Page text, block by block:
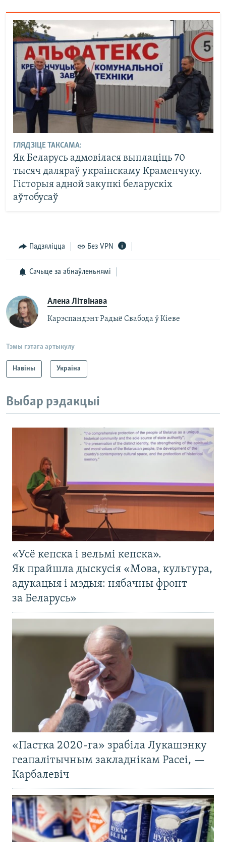
ГЛЯДЗІЦЕ ТАКСАМА:
Як Беларусь адмовілася выплаціць 70
тысяч даляраў украінскаму Краменчуку.
Гісторыя адной закупкі беларускіх
аўтобусаў
Падзяліцца Без VPN
Сачыце за абнаўленьнямі
Алена Літвінава
Карэспандэнт Радыё Свабода ў Кіеве
Тэмы гэтага артыкулу
Навіны Украіна
Выбар рэдакцыі
«Усё кепска і вельмі кепска».
Як прайшла дыскусія «Мова, культура,
адукацыя і мэдыя: нябачны фронт
за Беларусь»
«Пастка 2020-га» зрабіла Лукашэнку
геапалітычным закладнікам Расеі, —
Карбалевіч